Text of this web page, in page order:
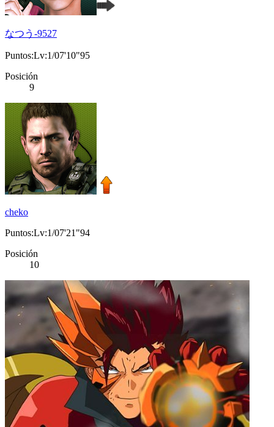
なつう-9527
Puntos:Lv:1/07'10"95
Posición
9
cheko
Puntos:Lv:1/07'21"94
Posición
10